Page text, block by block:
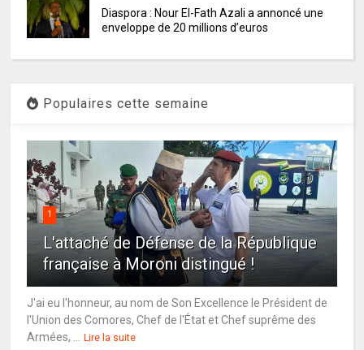
Diaspora : Nour El-Fath Azali a annoncé une
enveloppe de 20 millions d’euros
Populaires cette semaine
1
L'attaché de Défense de la République
française à Moroni distingué !
J'ai eu l'honneur, au nom de Son Excellence le Président de
l'Union des Comores, Chef de l'État et Chef suprême des
Armées, ...
Lire la suite